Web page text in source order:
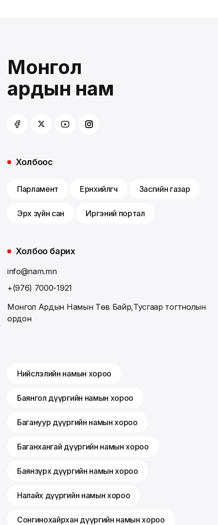
Монгол
ардын нам
Холбоос
Парламент Ерөнхийлөгч Засгийн газар
Эрх зүйн сан Иргэний портал
Холбоо барих
info@nam.mn
+(976) 7000-1921
Монгол Ардын Намын Төв Байр,Тусгаар тогтнолын
ордон
Нийслэлийн намын хороо
Баянгол дүүргийн намын хороо
Багануур дүүргийн намын хороо
Баганхангай дүүргийн намын хороо
Баянзүрх дүүргийн намын хороо
Налайх дүүргийн намын хороо
Сонгинохайрхан дүүргийн намын хороо